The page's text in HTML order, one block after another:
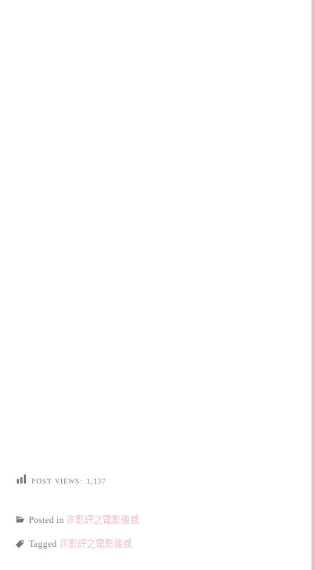
POST VIEWS: 1,137
Posted in 非影評之電影後感
Tagged 非影評之電影後感